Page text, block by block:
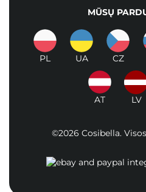
MŪSŲ
PL UA CZ
AT LV
©2026 Cosibella.